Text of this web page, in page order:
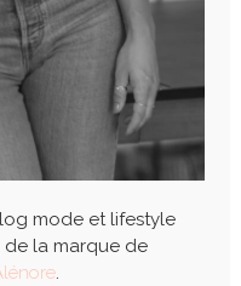
mode et lifestyle
de la marque de
.